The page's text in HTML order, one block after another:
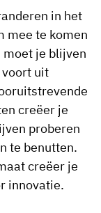
in het
mee te komen
je blijven
uit
creëer je
proberen
te benutten.
creëer je
innovatie.